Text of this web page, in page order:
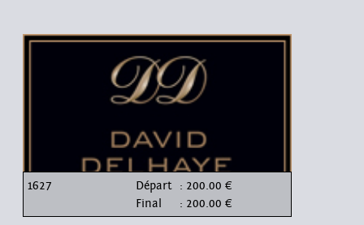
1627 Départ : 200.00 €
Final
: 200.00 €